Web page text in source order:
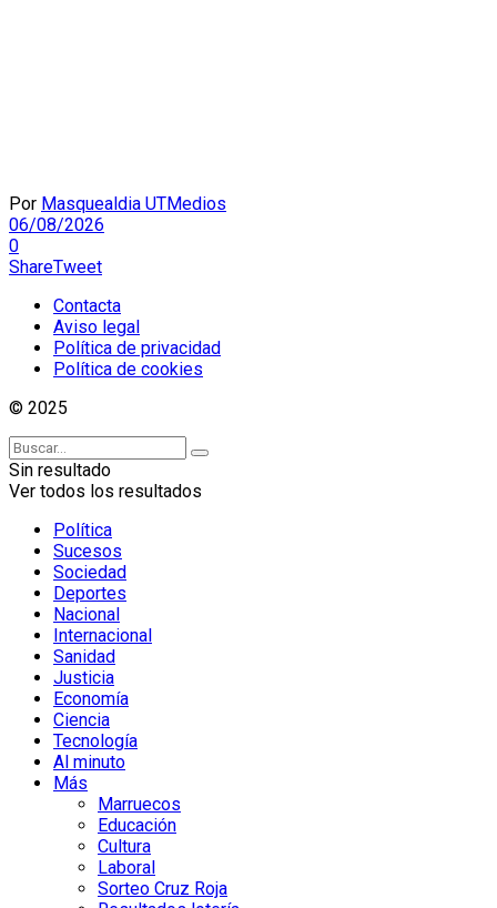
Por Masquealdia UTMedios
06/08/2026
0
ShareTweet
Contacta
Aviso legal
Política de privacidad
Política de cookies
© 2025
Sin resultado
Ver todos los resultados
Política
Sucesos
Sociedad
Deportes
Nacional
Internacional
Sanidad
Justicia
Economía
Ciencia
Tecnología
Al minuto
Más
Marruecos
Educación
Cultura
Laboral
Sorteo Cruz Roja